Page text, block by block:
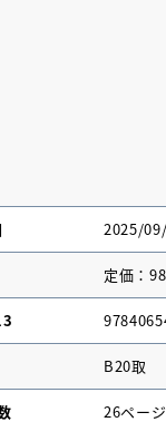
2025/
定価：
B20取
26ページ